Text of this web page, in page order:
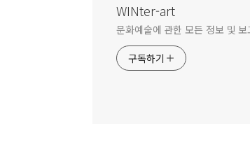
WINter-art
문화예술에 관한 모든 정보 및
구독하기